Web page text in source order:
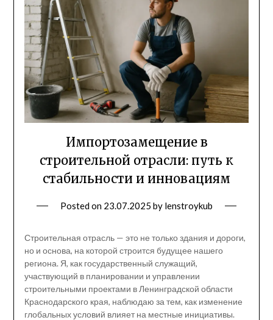
Импортозамещение в
строительной отрасли: путь к
стабильности и инновациям
Posted on 23.07.2025 by lenstroykub
Строительная отрасль — это не только здания и дороги,
но и основа, на которой строится будущее нашего
региона. Я, как государственный служащий,
участвующий в планировании и управлении
строительными проектами в Ленинградской области
Краснодарского края, наблюдаю за тем, как изменение
глобальных условий влияет на местные инициативы.